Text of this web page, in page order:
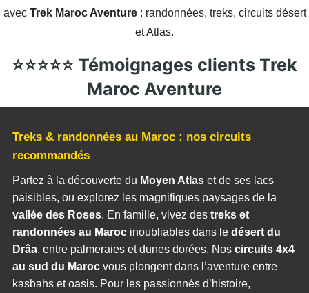
e
o
k
l
s
p
p
s
n
g
er
o
M
ai
l
er p e
n
g
avec Trek Maroc Aventure: randonnées, treks, circuits désert
et Atlas.
⭐⭐⭐⭐⭐ Témoignages clients Trek
Maroc Aventure
Treks & randonnées au Maroc : nos circuits
recommandés
Partez à la découverte du Moyen Atlaset de ses lacs
paisibles, ou explorez les magnifiques paysages de la
vallée des Roses. En famille, vivez des treks et
randonnées au Marocinoubliables dans le désert du
Drâa, entre palmeraies et dunes dorées. Nos circuits 4x4
au sud du Marocvous plongent dans l’aventure entre
kasbahs et oasis. Pour les passionnés d’histoire,